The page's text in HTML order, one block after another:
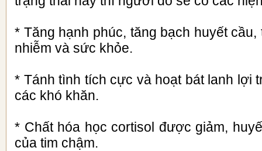
* Tăng hạnh phúc, tăng bạch huyết
nhiễm và sức khỏe.
* Tánh tình tích cực và hoạt bát lanh lợi
các khó khăn.
* Chất hóa học cortisol được giảm,
của tim chậm.